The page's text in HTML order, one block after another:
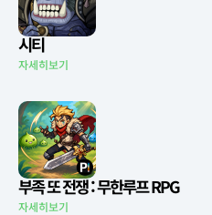
시티
자세히보기
부족 또 전쟁 : 무한루프 RPG
자세히보기